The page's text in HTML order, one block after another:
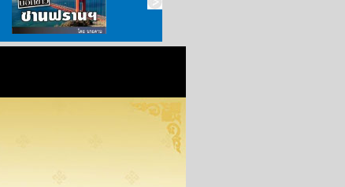
บอกข่าว ซานฟราน ท่องไปใน San Francisco